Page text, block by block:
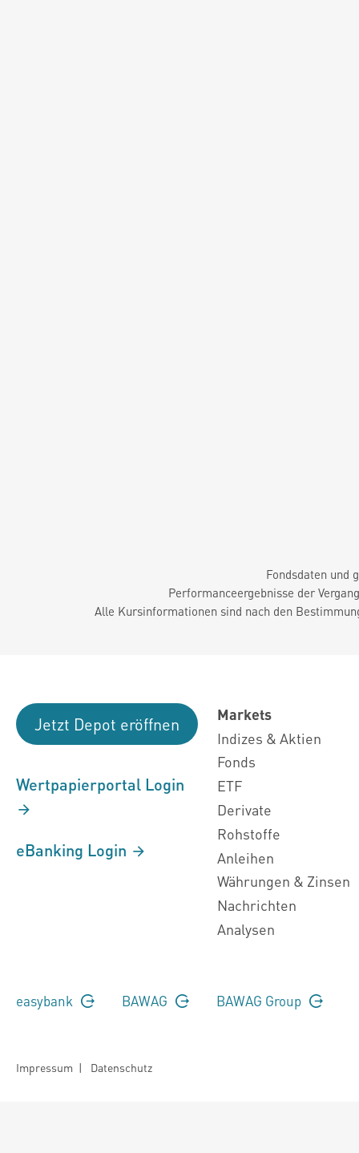
Fondsdaten und
Performanceergebnisse der
Alle Kursinformationen sind nach den
Jetzt Depot eröffnen
Wertpapierportal Login
eBanking Login
Markets
Indizes & Aktien
Fonds
ETF
Derivate
Rohstoffe
Anleihen
Währungen & Zinsen
Nachrichten
Analysen
easybank BAWAG BAWAG Group
Impressum | Datenschutz